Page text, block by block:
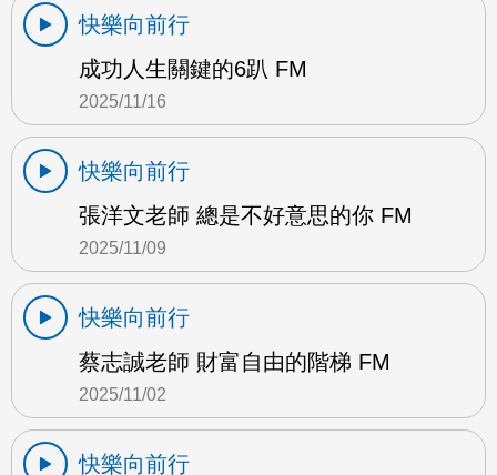
快樂向前行
成功人生關鍵的6趴 FM
2025/11/16
快樂向前行
張洋文老師 總是不好意思的你 FM
2025/11/09
快樂向前行
蔡志誠老師 財富自由的階梯 FM
2025/11/02
快樂向前行